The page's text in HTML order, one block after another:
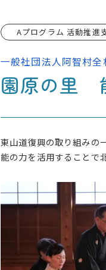
Aプログラム 活動推進
一般社団法人阿智村全
園原の里
東山道復興の取り組みの
能の力を活用することで